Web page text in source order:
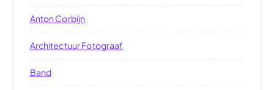
Anton Corbijn
Architectuur Fotograaf
Band